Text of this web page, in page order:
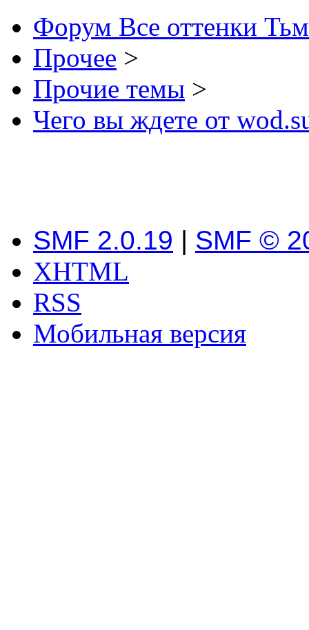
Форум Все оттенки
Прочее >
Прочие темы >
Чего вы ждете от
SMF 2.0.19 | SMF ©
XHTML
RSS
Мобильная версия